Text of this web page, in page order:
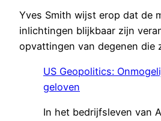
Yves Smith wijst erop dat de
inlichtingen blijkbaar zijn
opvattingen van degenen die
US Geopolitics:
geloven
In het bedrijfsleven van